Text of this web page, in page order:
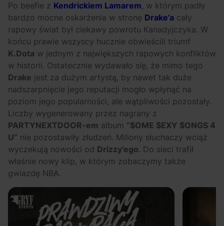
OFF Festival 2026 –
nocne koncerty
warte uwagi!
High Five: pięć
najciekawszych
wydarzeń w polskim
rapie [czerwiec i
lipiec 2026]
Po beefie z Kendrickiem Lamarem, w którym padły
bardzo mocne oskarżenia w stronę Drake’a cały
rapowy świat był ciekawy powrotu Kanadyjczyka. W
końcu prawie wszyscy hucznie obwieścili triumf
K.Dota w jednym z największych rapowych konfliktów
w historii. Ostatecznie wydawało się, że mimo tego
Drake jest za dużym artystą, by nawet tak duże
nadszarpnięcie jego reputacji mogło wpłynąć na
poziom jego popularności, ale wątpliwości pozostały.
Liczby wygenerowany przez nagrany z
PARTYNEXTDOOR-em album “$OME $EXY $ONGS 4
U” nie pozostawiły złudzeń. Miliony słuchaczy wciąż
wyczekują nowości od Drizzy’ego. Do sieci trafił
właśnie nowy klip, w którym zobaczymy także
gwiazdę NBA.